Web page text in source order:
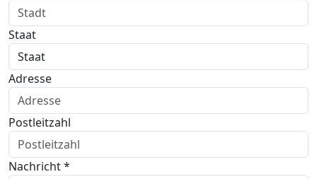
Staat
Adresse
Postleitzahl
Nachricht *